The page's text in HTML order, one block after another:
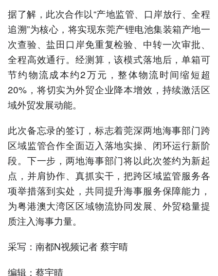
据了解，此次合作以“产地监管、口岸放行、全程
追溯”为核心，将实现东莞产锂电池集装箱产地一
次查验、盐田口岸免重复检验、中转一次审批、
全程高效通行。经测算，该模式落地后，单箱可
节约物流成本约2万元，整体物流时间缩短超
20%，将切实为外贸企业降本增效，持续激活区
域外贸发展动能。
此次备忘录的签订，标志着莞深两地海事部门跨
区域监管合作全面迈入落地实操、闭环运行新阶
段。下一步，两地海事部门将以此次签约为新起
点，并肩协作、真抓实干，把跨区域监管服务各
项举措落到实处，共同提升海事服务保障能力，
为粤港澳大湾区区域物流协同发展、外贸稳量提
质注入海事力量。
采写：南都N视频记者 蔡宇晴
编辑：蔡宇晴